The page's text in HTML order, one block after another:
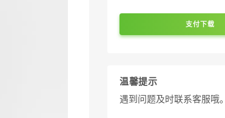
支付下载
温馨提示
遇到问题及时联系客服哦。